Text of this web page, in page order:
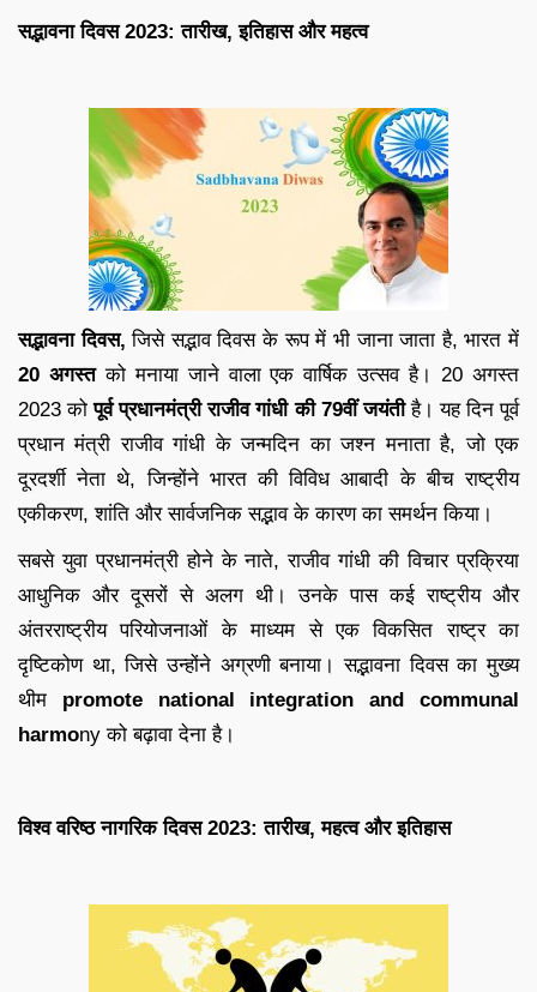
सद्भावना दिवस 2023: तारीख, इतिहास और महत्व
सद्भावना दिवस, जिसे सद्भाव दिवस के रूप में भी जाना जाता है, भारत में
20 अगस्तको मनाया जाने वाला एक वार्षिक उत्सव है। 20 अगस्त
2023 कोपूर्व प्रधानमंत्री राजीव गांधी की 79वीं जयंतीहै। यह दिन पूर्व
प्रधान मंत्री राजीव गांधी के जन्मदिन का जश्न मनाता है, जो एक
दूरदर्शी नेता थे, जिन्होंने भारत की विविध आबादी के बीच राष्ट्रीय
एकीकरण, शांति और सार्वजनिक सद्भाव के कारण का समर्थन किया।
सबसे युवा प्रधानमंत्री होने के नाते, राजीव गांधी की विचार प्रक्रिया
आधुनिक और दूसरों से अलग थी। उनके पास कई राष्ट्रीय और
अंतरराष्ट्रीय परियोजनाओं के माध्यम से एक विकसित राष्ट्र का
दृष्टिकोण था, जिसे उन्होंने अग्रणी बनाया। सद्भावना दिवस का मुख्य
थीम promote national integration and communal
harmony को बढ़ावा देना है।
विश्व वरिष्ठ नागरिक दिवस 2023: तारीख, महत्व और इतिहास